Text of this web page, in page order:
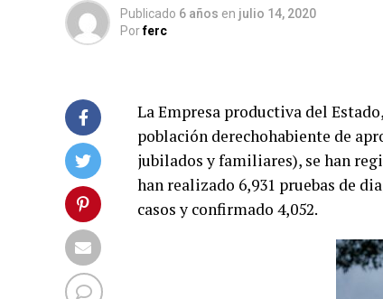
Publicado 6 años en julio 14, 2020
Porferc
La Empresa productiva del
población derechohabiente de
jubilados y familiares), se han
han realizado 6,931 pruebas de
casos y confirmado 4,052.